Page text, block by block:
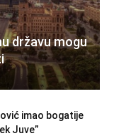
državu mogu
imao bogatije
Juve”